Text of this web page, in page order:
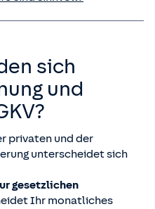
sich
und
privaten und der
unterscheidet sich
gesetzlichen
Ihr monatliches